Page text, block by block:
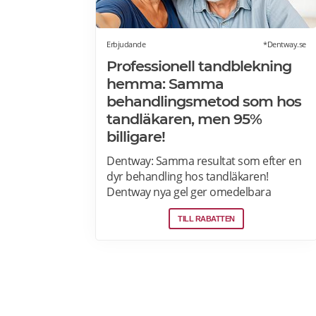
post.
Erbjudande *Dentway.se
Professionell tandblekning
hemma: Samma
behandlingsmetod som hos
tandläkaren, men 95%
billigare!
Dentway: Samma resultat som efter en
dyr behandling hos tandläkaren!
Dentway nya gel ger omedelbara
resultat redan efter 10 minuter och
verkar helt utan ilningar eller irritation i
TILL RABATTEN